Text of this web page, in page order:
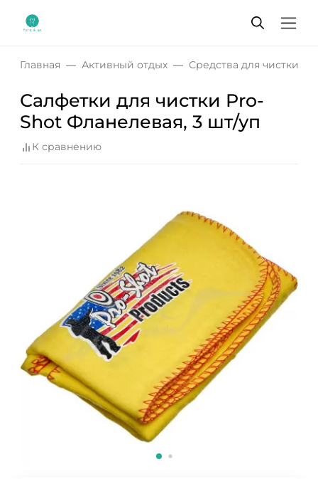
Главная Активный отдых Средства для чистки
Салфетки для чистки Pro-
Shot Фланелевая, 3 шт/уп
К сравнению